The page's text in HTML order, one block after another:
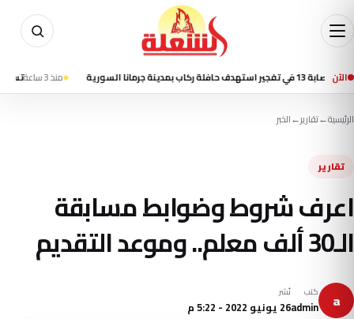
الآن منذ 3 ساعة تسنيم:
الرئيسية←تقارير←الخبر
تقارير
اعرف شروط وضوابط مسابقة
الـ30 ألف معلم.. وموعد التقديم
a كتب
admin
نُشر
26 يونيو 2022 - 5:22 م